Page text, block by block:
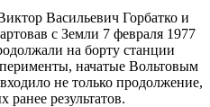
Васильевич Горбатко и
с Земли 7 февраля 1977
на борту станции
начатые Вольтовым
не только продолжение,
результатов.